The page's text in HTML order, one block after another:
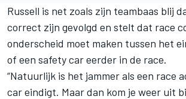
Russell is net zoals zijn teambaas blij
correct zijn gevolgd en stelt dat race
onderscheid moet maken tussen het
of een safety car eerder in de race.
“Natuurlijk is het jammer als een race
car eindigt. Maar dan kom je weer uit